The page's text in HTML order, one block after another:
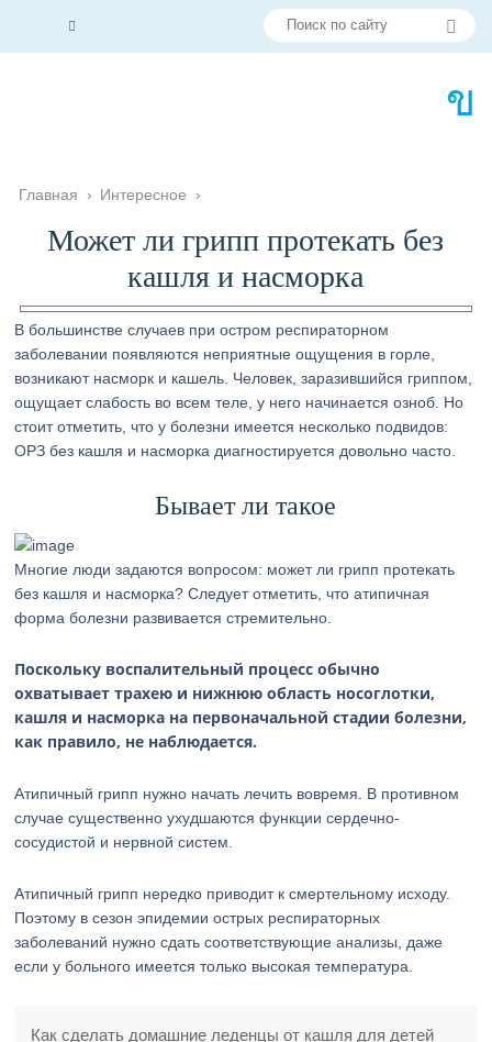
Главная › Интересное ›
Может ли грипп протекать без
кашля и насморка
В большинстве случаев при остром респираторном
заболевании появляются неприятные ощущения в горле,
возникают насморк и кашель. Человек, заразившийся гриппом,
ощущает слабость во всем теле, у него начинается озноб. Но
стоит отметить, что у болезни имеется несколько подвидов:
ОРЗ без кашля и насморка диагностируется довольно часто.
Бывает ли такое
Многие люди задаются вопросом: может ли грипп протекать
без кашля и насморка? Следует отметить, что атипичная
форма болезни развивается стремительно.
Поскольку воспалительный процесс обычно
охватывает трахею и нижнюю область носоглотки,
кашля и насморка на первоначальной стадии болезни,
как правило, не наблюдается.
Атипичный грипп нужно начать лечить вовремя. В противном
случае существенно ухудшаются функции сердечно-
сосудистой и нервной систем.
Атипичный грипп нередко приводит к смертельному исходу.
Поэтому в сезон эпидемии острых респираторных
заболеваний нужно сдать соответствующие анализы, даже
если у больного имеется только высокая температура.
Как сделать домашние леденцы от кашля для детей